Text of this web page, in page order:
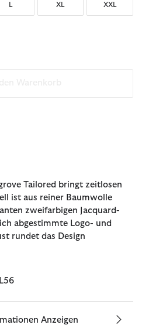
L XL XXL
Tailored bringt zeitlosen
ist aus reiner Baumwolle
zweifarbigen Jacquard-
abgestimmte Logo- und
rundet das Design
Anzeigen